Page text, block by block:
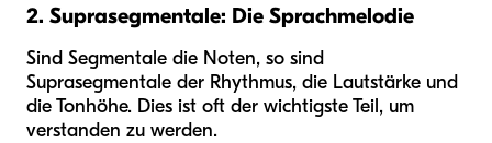
2. Suprasegmentale: Die Sprachmelodie
Sind Segmentale die Noten, so sind
Suprasegmentale der Rhythmus, die Lautstärke und
die Tonhöhe. Dies ist oft der wichtigste Teil, um
verstanden zu werden.